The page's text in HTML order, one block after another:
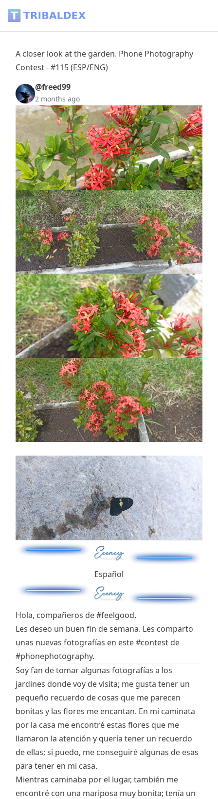
A closer look at the garden. Phone Photography
Contest - #115 (ESP/ENG)
@freed99
2 months ago
Español
Hola, compañeros de#feelgood.
Les deseo un buen fin de semana. Les comparto
unas nuevas fotografías en este#contest de
#phonephotography.
Soy fan de tomar algunas fotografías a los
jardines donde voy de visita; me gusta tener un
pequeño recuerdo de cosas que me parecen
bonitas y las flores me encantan. En mi caminata
por la casa me encontré estas flores que me
llamaron la atención y quería tener un recuerdo
de ellas; si puedo, me conseguiré algunas de esas
para tener en mi casa.
Mientras caminaba por el lugar, también me
encontré con una mariposa muy bonita; tenía un